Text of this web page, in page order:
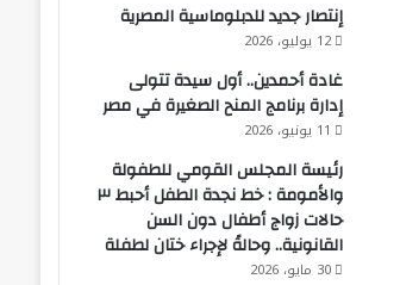
إنتصار جديد للدبلوماسية المصرية
12 يوليو، 2026
غادة أحمدين.. أول سيدة تتولى
إدارة برنامج المنح الصغيرة في مصر
11 يونيو، 2026
رئيسة المجلس القومي للطفولة
والأمومة : خط نجدة الطفل أحبط ٣
حالات زواج أطفال دون السن
القانونية.. وحالةً لإجراء ختان لطفلة
30 مايو، 2026